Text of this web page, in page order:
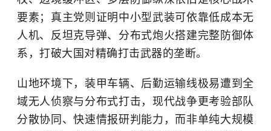
要素；真主党则证明中小型武装可依靠低成本无
人机、反坦克导弹、分布式炮火搭建完整防御体
系，打破大国对精确打击武器的垄断。
山地环境下，装甲车辆、后勤运输线极易遭到全
域无人侦察与分布式打击，现代战争更考验部队
分散协同、快速情报研判能力，而非单纯大规模